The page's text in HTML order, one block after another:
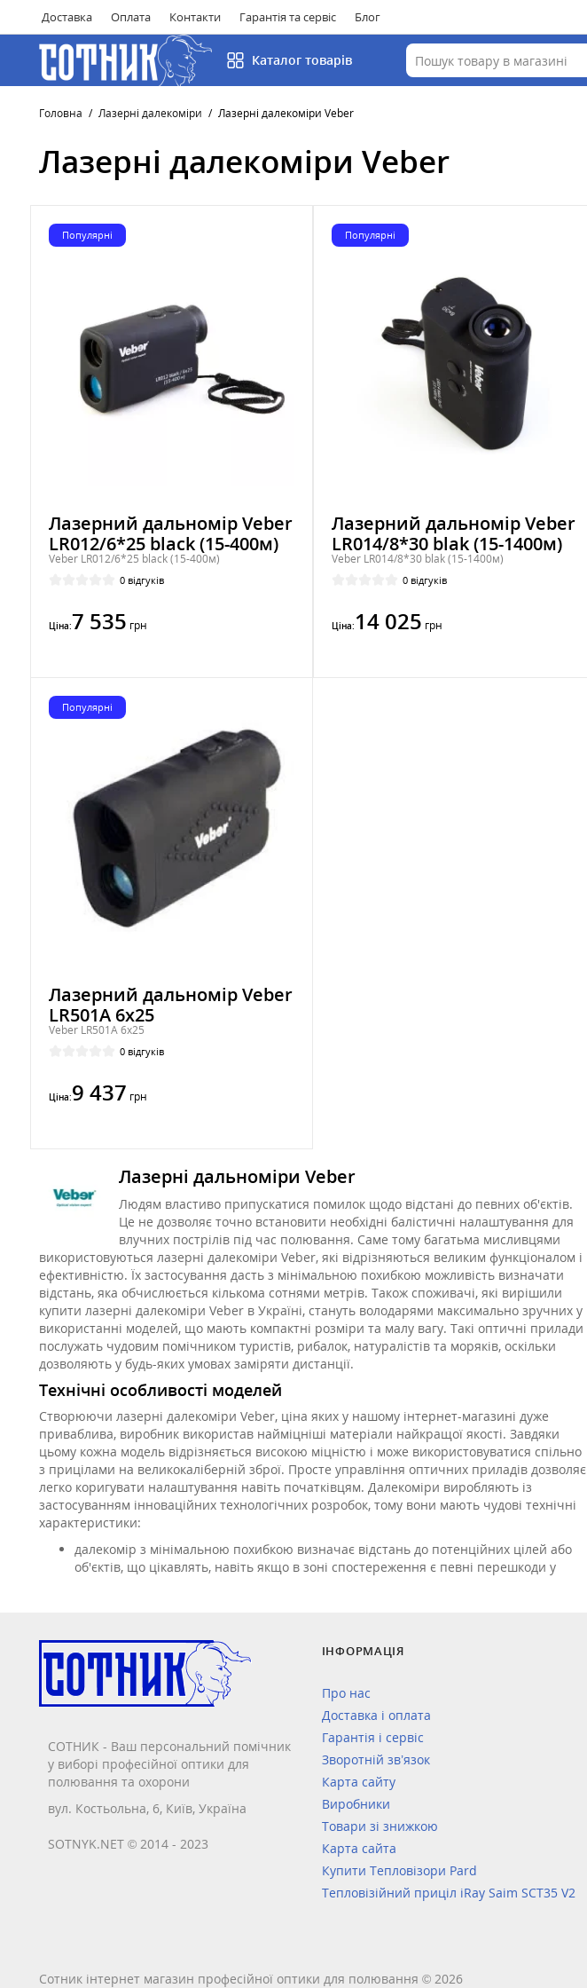
Доставка Оплата Контакти Гарантія та сервіс Блог
Каталог товарів
Головна Лазерні далекоміри Лазерні далекоміри Veber
Лазерні далекоміри Veber
Популярні
Лазерний дальномір Veber
LR012/6*25 black (15-400м)
Veber LR012/6*25 black (15-400м)
0 відгуків
Ціна:7 535 грн
Популярні
Лазерний дальномір Veber
LR014/8*30 blak (15-1400м)
Veber LR014/8*30 blak (15-1400м)
0 відгуків
Ціна: 14 025 грн
Популярні
Лазерний дальномір Veber
LR501A 6x25
Veber LR501A 6x25
0 відгуків
Ціна:9 437 грн
Лазерні дальноміри Veber
Людям властиво припускатися помилок щодо відстані до певних об'єктів.
Це не дозволяє точно встановити необхідні балістичні налаштування для
влучних пострілів під час полювання. Саме тому багатьма мисливцями
використовуються лазерні далекоміри Veber, які відрізняються великим функціоналом і
ефективністю. Їх застосування дасть з мінімальною похибкою можливість визначати
відстань, яка обчислюється кількома сотнями метрів. Також споживачі, які вирішили
купити лазерні далекоміри Veber в Україні, стануть володарями максимально зручних у
використанні моделей, що мають компактні розміри та малу вагу. Такі оптичні прилади
послужать чудовим помічником туристів, рибалок, натуралістів та моряків, оскільки
дозволяють у будь-яких умовах заміряти дистанції.
Технічні особливості моделей
Створюючи лазерні далекоміри Veber, ціна яких у нашому інтернет-магазині дуже
приваблива, виробник використав найміцніші матеріали найкращої якості. Завдяки
цьому кожна модель відрізняється високою міцністю і може використовуватися спільно
з прицілами на великокаліберній зброї. Просте управління оптичних приладів дозволяє
легко коригувати налаштування навіть початківцям. Далекоміри виробляють із
застосуванням інноваційних технологічних розробок, тому вони мають чудові технічні
характеристики:
далекомір з мінімальною похибкою визначає відстань до потенційних цілей або
об'єктів, що цікавлять, навіть якщо в зоні спостереження є певні перешкоди у
СОТНИК - Ваш персональний помічник
у виборі професійної оптики для
полювання та охорони
вул. Костьольна, 6, Київ, Україна
SOTNYK.NET © 2014 - 2023
ІНФОРМАЦІЯ
Про нас
Доставка і оплата
Гарантія і сервіс
Зворотній зв’язок
Карта сайту
Виробники
Товари зі знижкою
Карта сайта
Купити Тепловізори Pard
Тепловізійний приціл iRay Saim SCT35 V2
Сотник інтернет магазин професійної оптики для полювання © 2026